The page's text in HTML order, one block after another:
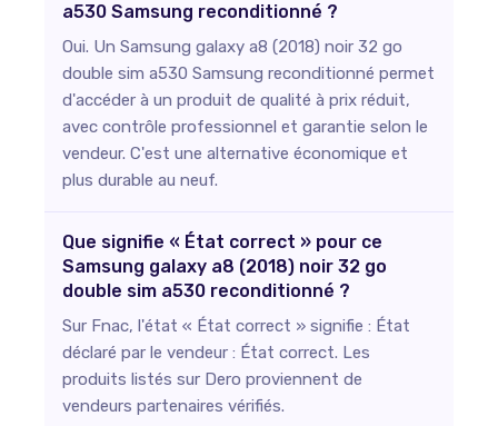
a530 Samsung reconditionné ?
Oui. Un Samsung galaxy a8 (2018) noir 32 go
double sim a530 Samsung reconditionné permet
d'accéder à un produit de qualité à prix réduit,
avec contrôle professionnel et garantie selon le
vendeur. C'est une alternative économique et
plus durable au neuf.
Que signifie « État correct » pour ce
Samsung galaxy a8 (2018) noir 32 go
double sim a530 reconditionné ?
Sur Fnac, l'état « État correct » signifie : État
déclaré par le vendeur : État correct. Les
produits listés sur Dero proviennent de
vendeurs partenaires vérifiés.